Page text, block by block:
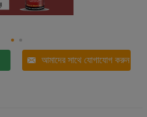
আমাদের সাথে যোগাযোগ করুন